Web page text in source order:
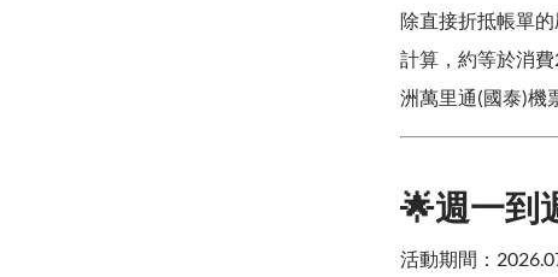
除直接折抵帳單
計算，約等於消
洲萬里通(國泰)機
🌟週一到
活動期間：